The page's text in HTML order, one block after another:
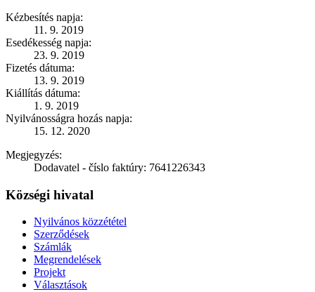
Kézbesítés napja:
11. 9. 2019
Esedékesség napja:
23. 9. 2019
Fizetés dátuma:
13. 9. 2019
Kiállítás dátuma:
1. 9. 2019
Nyilvánosságra hozás napja:
15. 12. 2020
Megjegyzés:
Dodavatel - číslo faktúry: 7641226343
Községi hivatal
Nyilvános közzététel
Szerződések
Számlák
Megrendelések
Projekt
Választások